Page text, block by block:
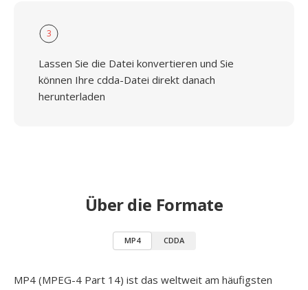
3
Lassen Sie die Datei konvertieren und Sie
können Ihre cdda-Datei direkt danach
herunterladen
Über die Formate
MP4 CDDA
MP4 (MPEG-4 Part 14) ist das weltweit am häufigsten